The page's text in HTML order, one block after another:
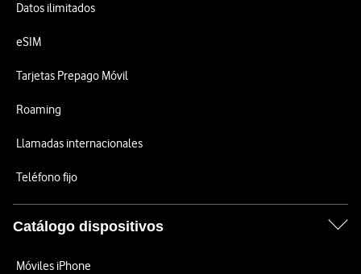
Datos ilimitados
eSIM
Tarjetas Prepago Móvil
Roaming
Llamadas internacionales
Teléfono fijo
Catálogo dispositivos
Móviles iPhone